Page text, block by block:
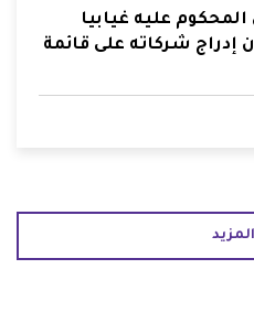
عليه غيابيا
إدراج شركاته على قائمة